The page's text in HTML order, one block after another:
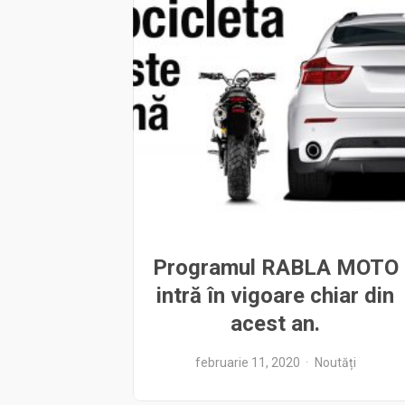
Programul RABLA MOTO
intră în vigoare chiar din
acest an.
februarie 11, 2020 Noutăți